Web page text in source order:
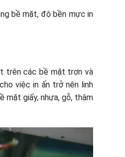
bề mặt, độ bền mực in
trên các bề mặt trơn và
việc in ấn trở nên linh
mặt giấy, nhựa, gỗ, thậm